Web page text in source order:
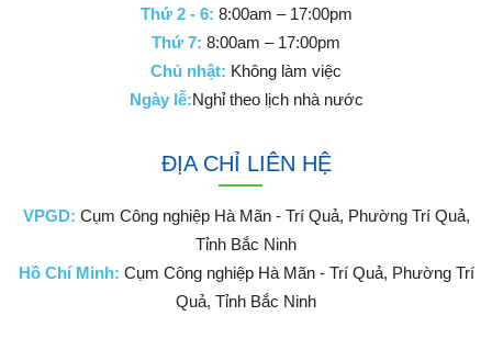
Thứ 2 - 6: 8:00am – 17:00pm
Thứ 7: 8:00am – 17:00pm
Chủ nhật: Không làm việc
Ngày lễ:Nghỉ theo lịch nhà nước
ĐỊA CHỈ LIÊN HỆ
VPGD: Cụm Công nghiệp Hà Mãn - Trí Quả, Phường Trí Quả,
Tỉnh Bắc Ninh
Hồ Chí Minh: Cụm Công nghiệp Hà Mãn - Trí Quả, Phường Trí
Quả, Tỉnh Bắc Ninh